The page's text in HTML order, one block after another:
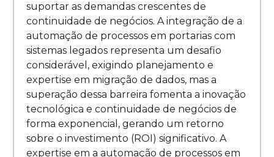
suportar as demandas crescentes de
continuidade de negócios. A integração de a
automação de processos em portarias com
sistemas legados representa um desafio
considerável, exigindo planejamento e
expertise em migração de dados, mas a
superação dessa barreira fomenta a inovação
tecnológica e continuidade de negócios de
forma exponencial, gerando um retorno
sobre o investimento (ROI) significativo. A
expertise em a automação de processos em